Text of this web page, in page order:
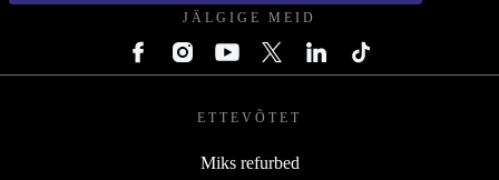
JÄLGIGE MEID
ETTEVÕTET
Miks refurbed